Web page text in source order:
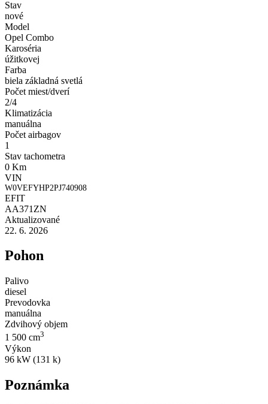
Stav
nové
Model
Opel Combo
Karoséria
úžitkovej
Farba
biela základná svetlá
Počet miest/dverí
2/4
Klimatizácia
manuálna
Počet airbagov
1
Stav tachometra
0 Km
VIN
W0VEFYHP2PJ740908
EFIT
AA371ZN
Aktualizované
22. 6. 2026
Pohon
Palivo
diesel
Prevodovka
manuálna
Zdvihový objem
1 500 cm3
Výkon
96 kW (131 k)
Poznámka